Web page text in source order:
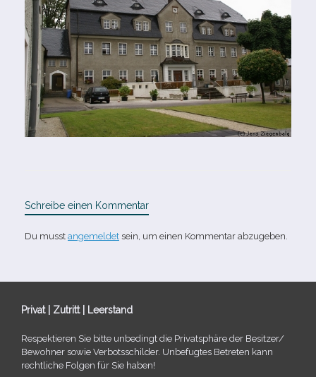
Schreibe einen Kommentar
Du musst angemeldet sein, um einen Kommentar abzugeben.
Privat | Zutritt | Leerstand
Respektieren Sie bitte unbe­dingt die Privatsphäre der Besitzer/​
Bewohner sowie Verbotsschilder. Unbefugtes Betreten kann
recht­li­che Folgen für Sie haben!